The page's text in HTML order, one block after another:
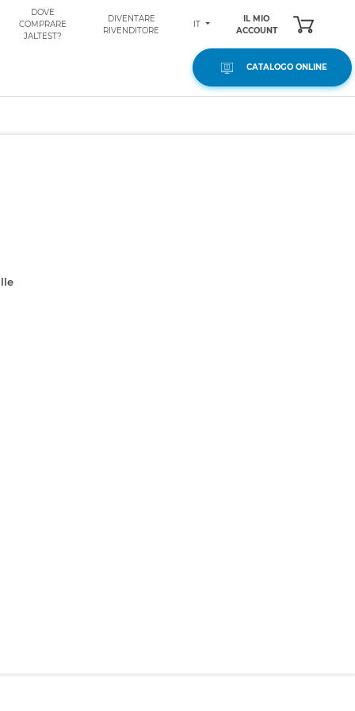
DOVE
COMPRARE
JALTEST?
DIVENTARE
RIVENDITORE
IT
IL MIO
ACCOUNT
CATALOGO ONLINE